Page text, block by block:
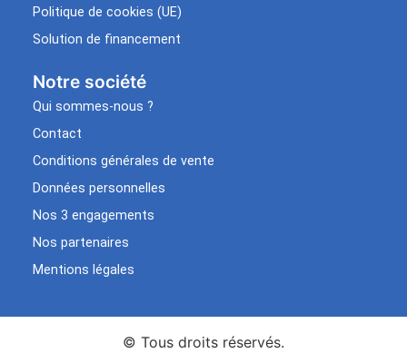
Politique de cookies (UE)
Solution de financement
Notre société
Qui sommes-nous ?
Contact
Conditions générales de vente
Données personnelles
Nos 3 engagements
Nos partenaires
Mentions légales
© Tous droits réservés.